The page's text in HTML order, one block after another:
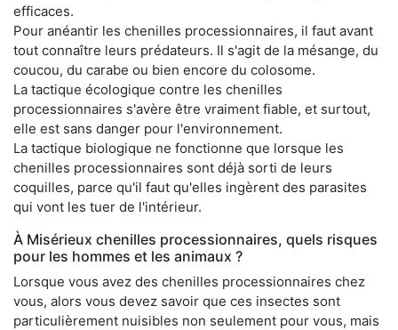
efficaces.
Pour anéantir les chenilles processionnaires, il faut avant
tout connaître leurs prédateurs. Il s'agit de la mésange, du
coucou, du carabe ou bien encore du colosome.
La tactique écologique contre les chenilles
processionnaires s'avère être vraiment fiable, et surtout,
elle est sans danger pour l'environnement.
La tactique biologique ne fonctionne que lorsque les
chenilles processionnaires sont déjà sorti de leurs
coquilles, parce qu'il faut qu'elles ingèrent des parasites
qui vont les tuer de l'intérieur.
À Misérieux chenilles processionnaires, quels risques
pour les hommes et les animaux ?
Lorsque vous avez des chenilles processionnaires chez
vous, alors vous devez savoir que ces insectes sont
particulièrement nuisibles non seulement pour vous, mais